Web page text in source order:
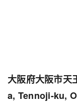
大阪府大阪市
a, Tennoji-ku,